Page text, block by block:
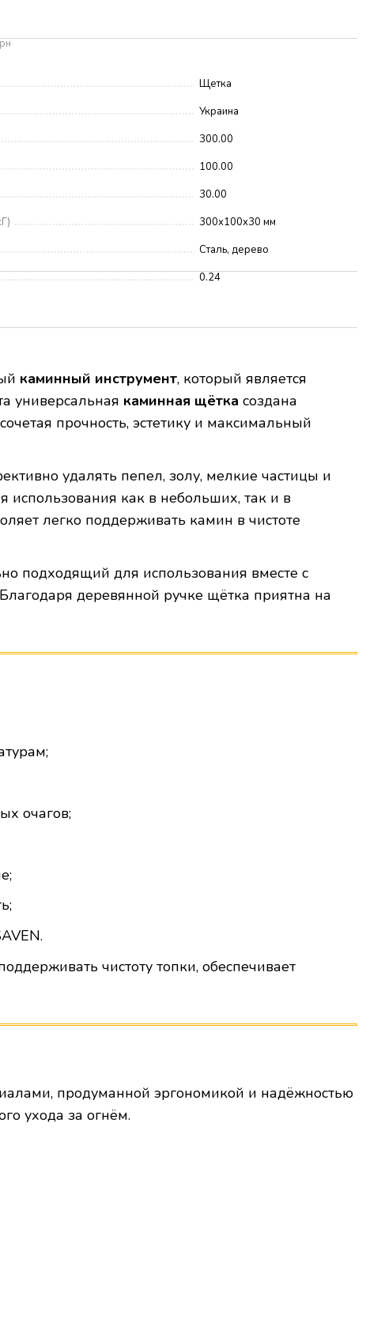
Щетка
Украина
300.00
100.00
30.00
300х100х30 мм
Сталь, дерево
0.24
каминный инструмент, который является
универсальная каминная щётка создана
прочность, эстетику и максимальный
удалять пепел, золу, мелкие частицы и
использования как в небольших, так и в
легко поддерживать камин в чистоте
подходящий для использования вместе с
деревянной ручке щётка приятна на
очагов;
чистоту топки, обеспечивает
продуманной эргономикой и надёжностью
ухода за огнём.